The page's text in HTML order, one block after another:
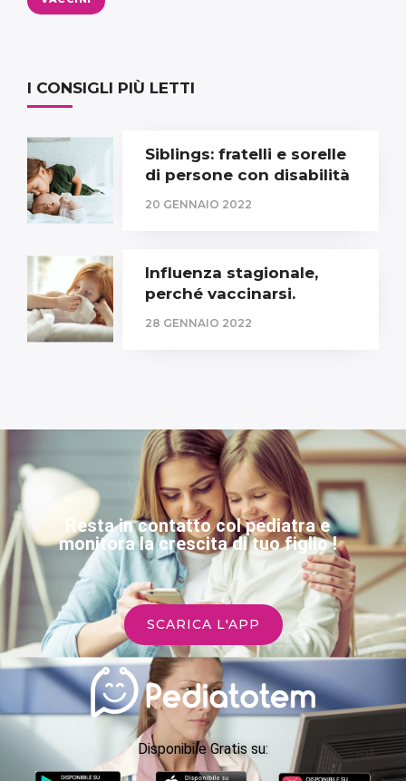
I CONSIGLI PIÙ LETTI
Siblings: fratelli e sorelle
di persone con disabilità
20 GENNAIO 2022
Influenza stagionale,
perché vaccinarsi.
28 GENNAIO 2022
Resta in contatto col pediatra e
monitora la crescita di tuo figlio !
SCARICA L'APP
Disponibile Gratis su: